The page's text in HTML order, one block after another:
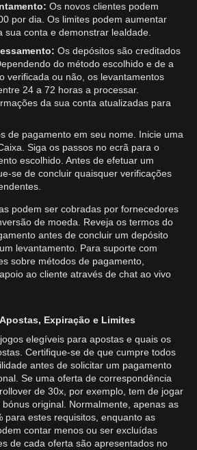
Os novos clientes podem
por dia. Os limites podem aumentar
sua conta e demonstrar lealdade.
Os depósitos são creditados
do método escolhido e de a
verificada ou não, os levantamentos
24 a 72 horas a processar.
da sua conta atualizadas para
de pagamento em seu nome. Inicie uma
Siga os passos no ecrã para o
escolhido. Antes de efetuar um
se de concluir quaisquer verificações
podem ser cobradas por fornecedores
de moeda. Reveja os termos do
antes de concluir um depósito
levantamento. Para suporte com
sobre métodos de pagamento,
ao cliente através de chat ao vivo
Expiração e Limites
elegíveis para apostas e quais os
Certifique-se de que cumpre todos
antes de solicitar um pagamento
Se uma oferta de correspondência
de 30x, por exemplo, tem de jogar
original. Normalmente, apenas as
para estes requisitos, enquanto as
contar menos ou ser excluídas
de cada oferta são apresentados no